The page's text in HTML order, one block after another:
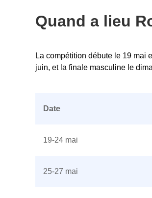
Quand a lieu
La compétition débute le 19 mai
juin, et la finale masculine le
Date
19-24 mai
25-27 mai